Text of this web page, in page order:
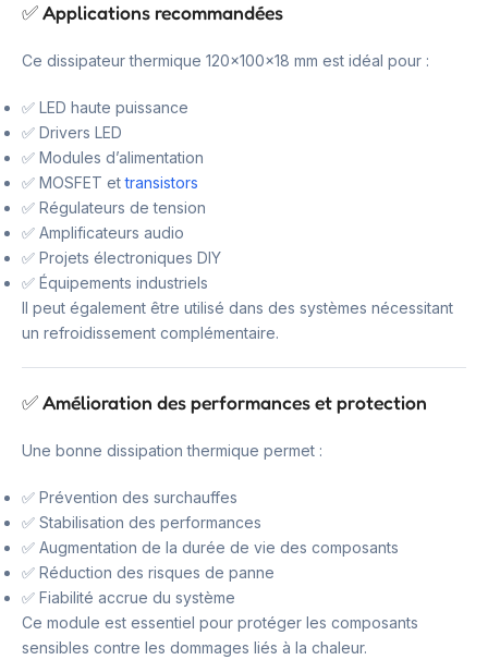
✅ Applications recommandées
Ce dissipateur thermique 120x100x18 mm est idéal pour :
✅ LED haute puissance
✅ Drivers LED
✅ Modules d’alimentation
✅ MOSFET ettransistors
✅ Régulateurs de tension
✅ Amplificateurs audio
✅ Projets électroniques DIY
✅ Équipements industriels
Il peut également être utilisé dans des systèmes nécessitant
un refroidissement complémentaire.
✅ Amélioration des performances et protection
Une bonne dissipation thermique permet :
✅ Prévention des surchauffes
✅ Stabilisation des performances
✅ Augmentation de la durée de vie des composants
✅ Réduction des risques de panne
✅ Fiabilité accrue du système
Ce module est essentiel pour protéger les composants
sensibles contre les dommages liés à la chaleur.